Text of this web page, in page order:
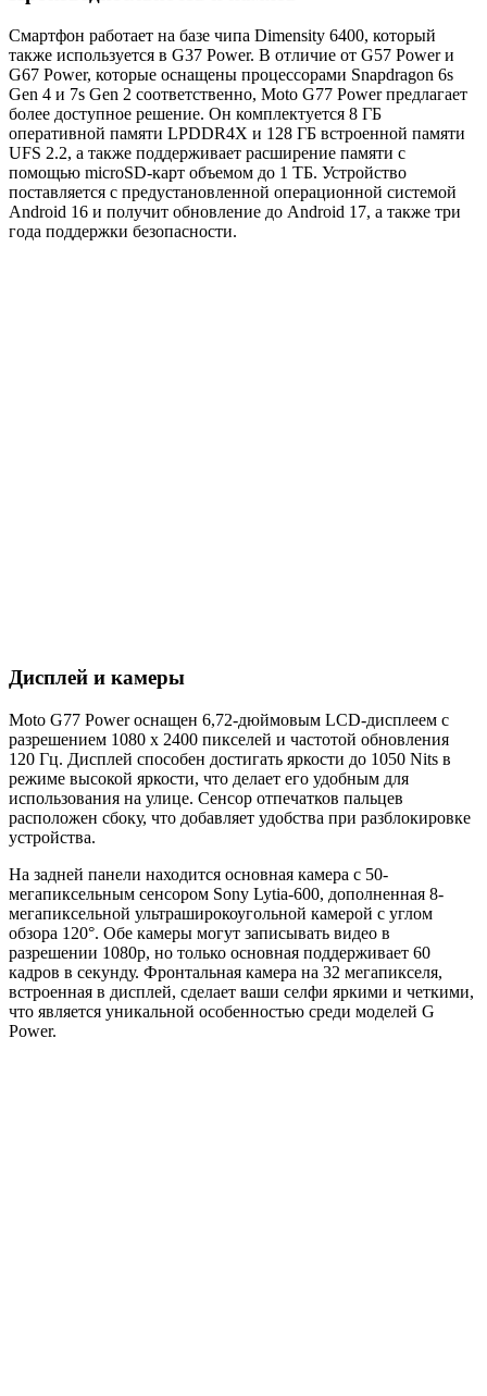
Смартфон работает на базе чипа Dimensity 6400, который
также используется в G37 Power. В отличие от G57 Power и
G67 Power, которые оснащены процессорами Snapdragon 6s
Gen 4 и 7s Gen 2 соответственно, Moto G77 Power предлагает
более доступное решение. Он комплектуется 8 ГБ
оперативной памяти LPDDR4X и 128 ГБ встроенной памяти
UFS 2.2, а также поддерживает расширение памяти с
помощью microSD-карт объемом до 1 ТБ. Устройство
поставляется с предустановленной операционной системой
Android 16 и получит обновление до Android 17, а также три
года поддержки безопасности.
Дисплей и камеры
Moto G77 Power оснащен 6,72-дюймовым LCD-дисплеем с
разрешением 1080 x 2400 пикселей и частотой обновления
120 Гц. Дисплей способен достигать яркости до 1050 Nits в
режиме высокой яркости, что делает его удобным для
использования на улице. Сенсор отпечатков пальцев
расположен сбоку, что добавляет удобства при разблокировке
устройства.
На задней панели находится основная камера с 50-
мегапиксельным сенсором Sony Lytia-600, дополненная 8-
мегапиксельной ультраширокоугольной камерой с углом
обзора 120°. Обе камеры могут записывать видео в
разрешении 1080p, но только основная поддерживает 60
кадров в секунду. Фронтальная камера на 32 мегапикселя,
встроенная в дисплей, сделает ваши селфи яркими и четкими,
что является уникальной особенностью среди моделей G
Power.